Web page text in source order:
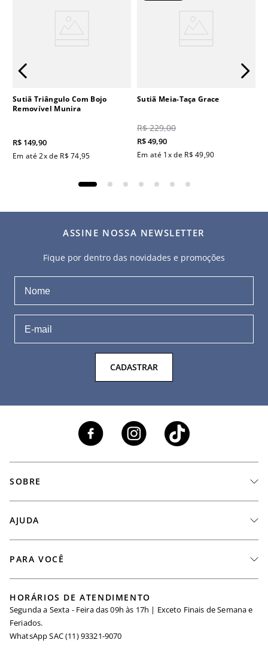
Sutiã Triângulo Com Bojo
Removível Munira
R$ 149,90
Em até2x de R$ 74,95
Sutiã Meia-Taça Grace
R$ 229,00
R$49,90
Em até 1x de R$ 49,90
ASSINE NOSSA NEWSLETTER
Fique por dentro das novidades e promoções
CADASTRAR
SOBRE
Seja um Revendedor
Igualdade Salarial
Requisição de Dados
AJUDA
Minha Conta
Trocas
PARA VOCÊ
Maternidade
Seja um Afiliado
HORÁRIOS DE ATENDIMENTO
Segunda a Sexta - Feira das 09h às 17h | Exceto Finais de Semana e
Feriados.
WhatsApp SAC (11) 93321-9070